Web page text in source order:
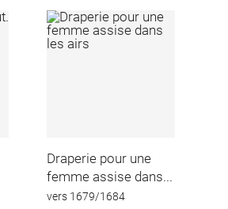
Draperie pour une
femme assise dans...
vers 1679/1684